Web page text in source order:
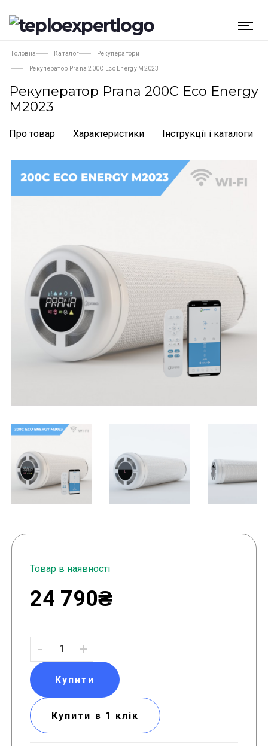
Головна Каталог Рекуператори
Рекуператор Prana 200C Eco Energy M2023
Рекуператор Prana 200C Eco Energy
M2023
Про товар Характеристики Інструкції і каталоги
Товар в наявності
24 790₴
- +
Купити
Купити в 1 клік